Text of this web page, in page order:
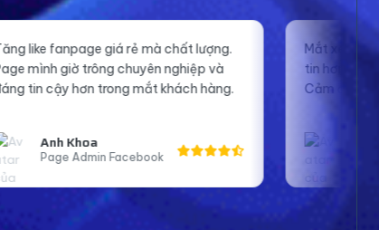
lượng.
và
hàng.
Mắt xem livestream ổn định, giúp mình tự
tin hơn khi lên sóng và tương tác với fan.
Cảm ơn shop nhiều.
Bạn An
Streamer Bigo